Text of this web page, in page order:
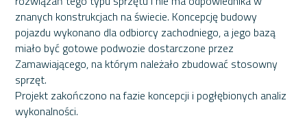
znanych konstrukcjach na świecie. Koncepcję budowy
pojazdu wykonano dla odbiorcy zachodniego, a jego bazą
miało być gotowe podwozie dostarczone przez
Zamawiającego, na którym należało zbudować stosowny
sprzęt.
Projekt zakończono na fazie koncepcji i pogłębionych analiz
wykonalności.